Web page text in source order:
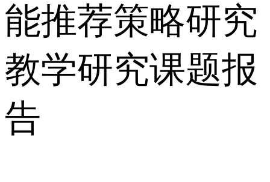
能推荐策略研究
教学研究课题报
告